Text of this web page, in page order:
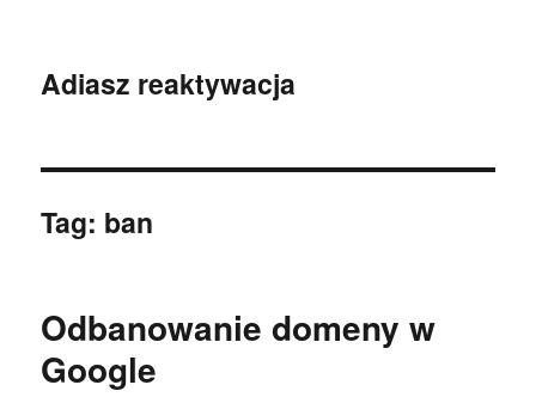
Adiasz reaktywacja
Tag: ban
Odbanowanie domeny w
Google